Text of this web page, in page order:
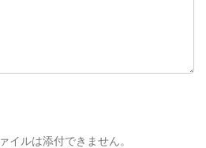
イルは添付できません。